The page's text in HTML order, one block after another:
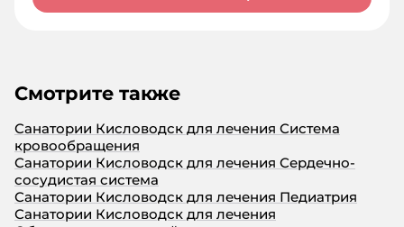
решении, послушав совета друзей
Смотрите также
Санатории Кисловодск для лечения Система
кровообращения
Санатории Кисловодск для лечения Сердечно-
сосудистая система
Санатории Кисловодск для лечения Педиатрия
Санатории Кисловодск для лечения